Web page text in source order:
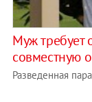
Муж требует
совместную
Разведенная